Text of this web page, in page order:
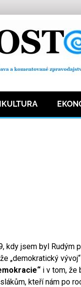
kdy jsem byl Rudým
„demokratický
i v tom, že
kteří nám po